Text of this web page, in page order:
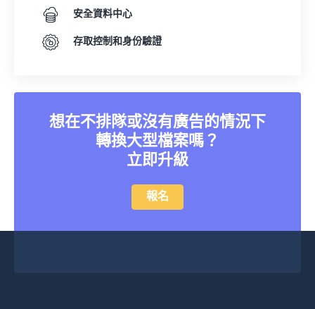
安全資料中心
存取控制和身份驗證
想在不排隊或沒有廣告的情況下
轉換大型檔案嗎？
立即升級
報名